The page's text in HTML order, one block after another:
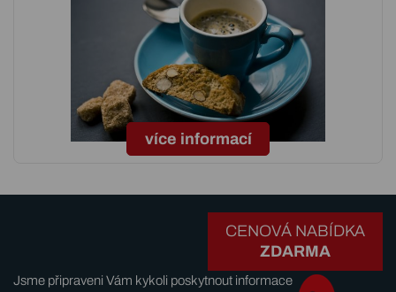
více informací
CENOVÁ NABÍDKA
ZDARMA
Jsme připraveni Vám kykoli poskytnout informace